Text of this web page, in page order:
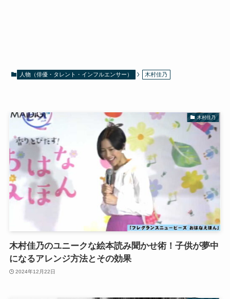
人物（俳優・タレント・インフルエンサー） 木村佳乃
木村佳乃
木村佳乃のユニークな絵本読み聞かせ術！子供が夢中
になるアレンジ方法とその効果
2024年12月22日